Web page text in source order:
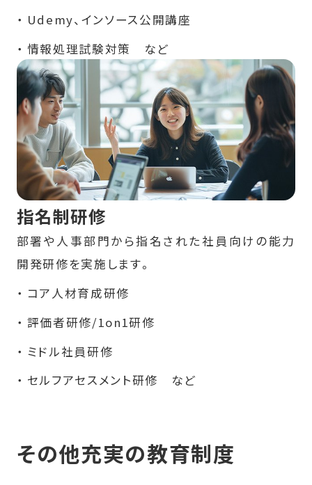
Udemy、インソース公開講座
情報処理試験対策 など
指名制研修
部署や人事部門から指名された社員向けの能力
開発研修を実施します。
コア人材育成研修
評価者研修/1on1研修
ミドル社員研修
セルフアセスメント研修 など
その他充実の教育制度